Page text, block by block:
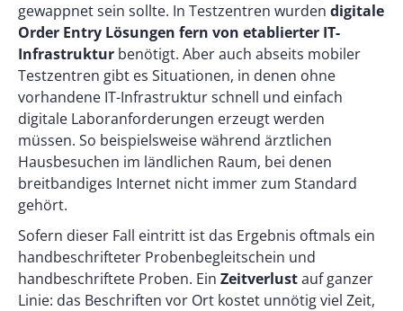
gewappnet sein sollte. In Testzentren wurden digitale
Order Entry Lösungen fern von etablierter IT-
Infrastruktur benötigt. Aber auch abseits mobiler
Testzentren gibt es Situationen, in denen ohne
vorhandene IT-Infrastruktur schnell und einfach
digitale Laboranforderungen erzeugt werden
müssen. So beispielsweise während ärztlichen
Hausbesuchen im ländlichen Raum, bei denen
breitbandiges Internet nicht immer zum Standard
gehört.
Sofern dieser Fall eintritt ist das Ergebnis oftmals ein
handbeschrifteter Probenbegleitschein und
handbeschriftete Proben. Ein Zeitverlustauf ganzer
Linie: das Beschriften vor Ort kostet unnötig viel Zeit,